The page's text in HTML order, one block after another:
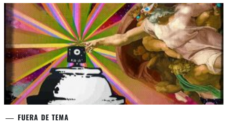
FUERA DE TEMA